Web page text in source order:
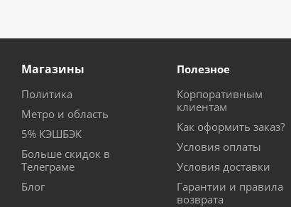
Магазины
Политика
Метро и область
5% КЭШБЭК
Больше скидок в
Телеграме
Блог
Полезное
Корпоративным
клиентам
Как оформить заказ?
Условия оплаты
Условия доставки
Гарантии и правила
возврата